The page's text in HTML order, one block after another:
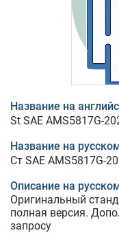
Название на
St SAE AMS5817G-
Название на
Ст SAE AMS5817G-
Описание на
Оригинальный
полная версия.
запросу